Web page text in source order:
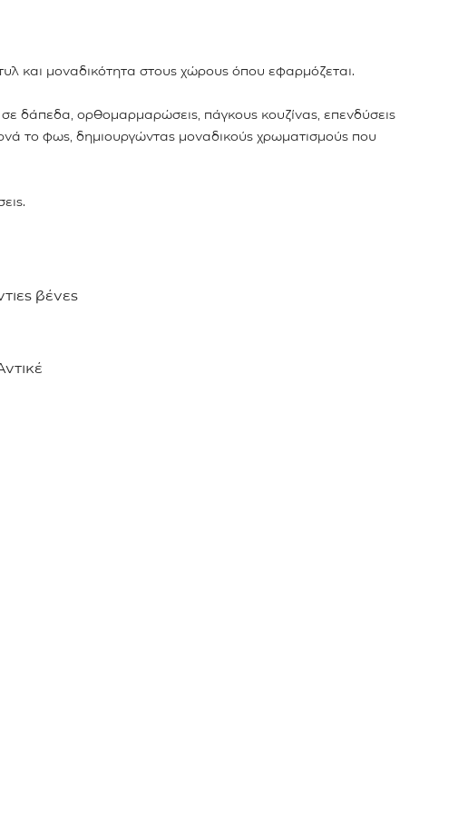
και μοναδικότητα στους χώρους όπου εφαρμόζεται.
δάπεδα, ορθομαρμαρώσεις, πάγκους κουζίνας, επενδύσεις
το φως, δημιουργώντας μοναδικούς χρωματισμούς που
βένες